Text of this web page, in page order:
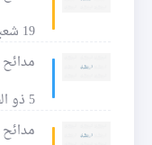
19 شعبان 1437 للهجرة
مدائح
5 ذو القعدة 1437 للهجرة
مدائح